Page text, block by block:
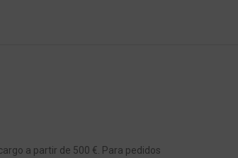
a partir de 500 €. Para pedidos